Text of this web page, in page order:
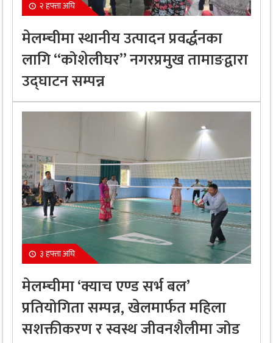
२ हफ्ता अघि
मेलम्चीमा स्थानीय उत्पादन प्रवर्द्धनका
लागि “कोशेलीघर” नगरप्रमुख तामाङद्वारा
उद्घाटन सम्पन्न
३ हफ्ता अघि
मेलम्चीमा ‘क्याच एण्ड सर्भ बल’
प्रतियोगिता सम्पन्न, खेलमार्फत महिला
सशक्तीकरण र स्वस्थ जीवनशैलीमा जोड